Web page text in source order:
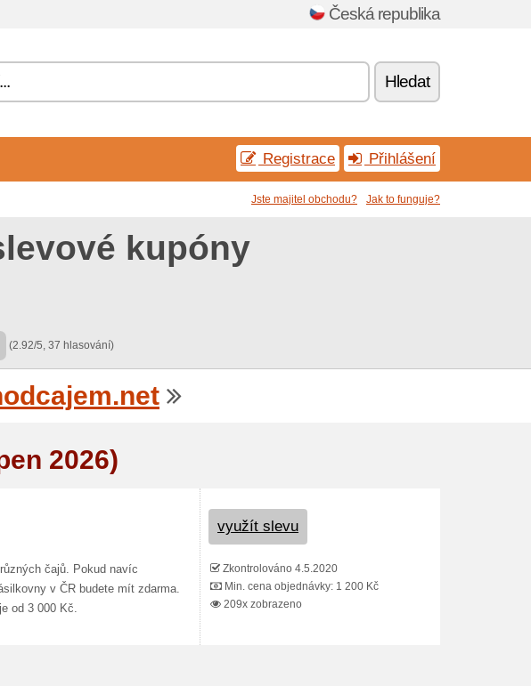
Česká republika
Hledat
Registrace Přihlášení
Jste majitel obchodu? Jak to funguje?
kupóny
(2.92/5, 37 hlasování)
2026)
čajů. Pokud navíc
v ČR budete mít zdarma.
od 3 000 Kč.
využít slevu
Zkontrolováno 4.5.2020
Min. cena objednávky: 1 200 Kč
209x zobrazeno